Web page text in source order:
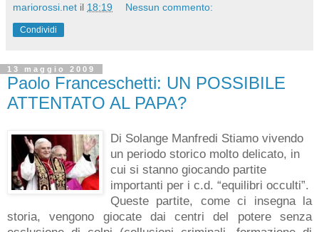
mariorossi.net il 18:19 Nessun commento:
Condividi
13 maggio 2009
Paolo Franceschetti: UN POSSIBILE
ATTENTATO AL PAPA?
Di Solange Manfredi Stiamo vivendo
un periodo storico molto delicato, in
cui si stanno giocando partite
importanti per i c.d. “equilibri occulti”.
Queste partite, come ci insegna la
storia, vengono giocate dai centri del potere senza